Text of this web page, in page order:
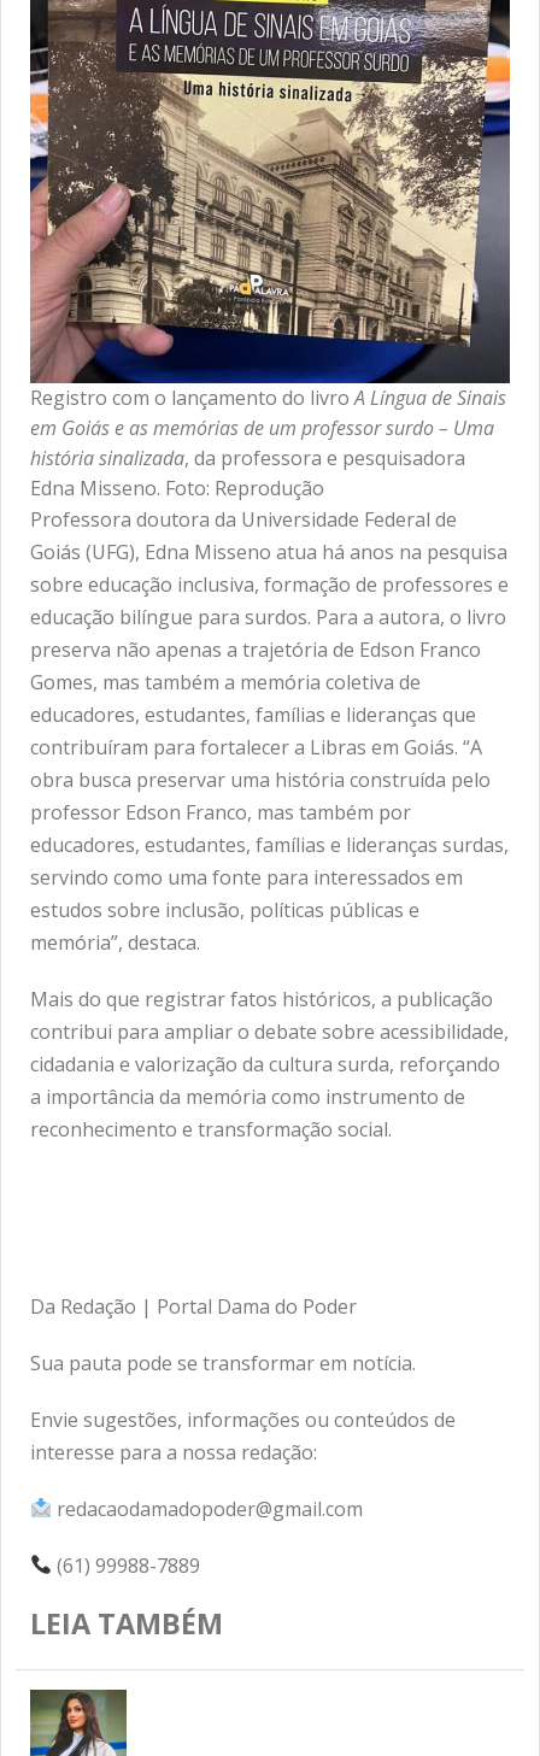
Registro com o lançamento do livroA Língua de Sinais
em Goiás e as memórias de um professor surdo – Uma
história sinalizada, da professora e pesquisadora
Edna Misseno. Foto: Reprodução
Professora doutora da Universidade Federal de
Goiás (UFG), Edna Misseno atua há anos na pesquisa
sobre educação inclusiva, formação de professores e
educação bilíngue para surdos. Para a autora, o livro
preserva não apenas a trajetória de Edson Franco
Gomes, mas também a memória coletiva de
educadores, estudantes, famílias e lideranças que
contribuíram para fortalecer a Libras em Goiás. “A
obra busca preservar uma história construída pelo
professor Edson Franco, mas também por
educadores, estudantes, famílias e lideranças surdas,
servindo como uma fonte para interessados em
estudos sobre inclusão, políticas públicas e
memória”, destaca.
Mais do que registrar fatos históricos, a publicação
contribui para ampliar o debate sobre acessibilidade,
cidadania e valorização da cultura surda, reforçando
a importância da memória como instrumento de
reconhecimento e transformação social.
Da Redação | Portal Dama do Poder
Sua pauta pode se transformar em notícia.
Envie sugestões, informações ou conteúdos de
interesse para a nossa redação:
redacaodamadopoder@gmail.com
(61) 99988-7889
LEIA TAMBÉM